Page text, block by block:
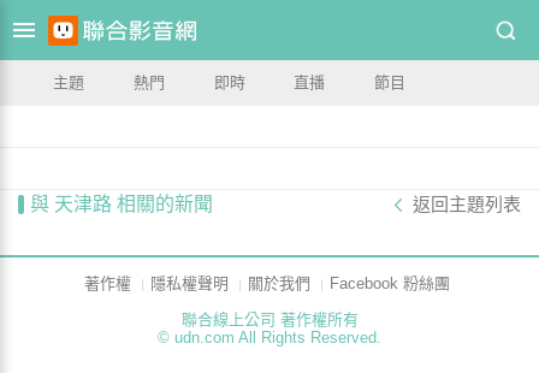
主題 熱門 即時 直播 節目
與 天津路 相關的新聞 返回主題列表
著作權 隱私權聲明 關於我們
Facebook 粉絲團
聯合線上公司 著作權所有
© udn.com All Rights Reserved.